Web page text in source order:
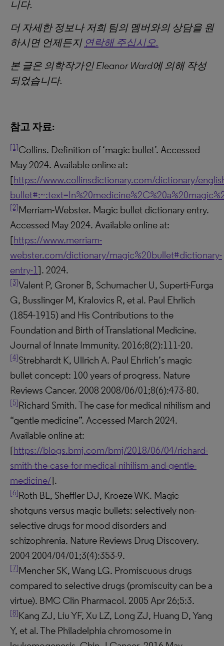
니다.
더 자세한 정보나 저희 팀의 멤버와의 상담을 원
하시면 언제든지 연락해 주십시오.
본 글은 의학작가인 Eleanor Ward에 의해 작성
되었습니다.
참고 자료:
[1]Collins. Definition of ‘magic bullet’. Accessed
May 2024. Available online at:
[https://www.collinsdictionary.com/dictionary/
[2]Merriam-Webster. Magic bullet dictionary entry.
Accessed May 2024. Available online at:
[https://www.merriam-
webster.com/dictionary/magic%20bullet#dictionary-
entry-1]. 2024.
[3]Valent P, Groner B, Schumacher U, Superti-Furga
G, Busslinger M, Kralovics R, et al. Paul Ehrlich
(1854-1915) and His Contributions to the
Foundation and Birth of Translational Medicine.
Journal of Innate Immunity. 2016;8(2):111-20.
[4]Strebhardt K, Ullrich A. Paul Ehrlich’s magic
bullet concept: 100 years of progress. Nature
Reviews Cancer. 2008 2008/06/01;8(6):473-80.
[5]Richard Smith. The case for medical nihilism and
“gentle medicine”. Accessed March 2024.
Available online at:
[https://blogs.bmj.com/bmj/2018/06/04/richard-
smith-the-case-for-medical-nihilism-and-gentle-
medicine/].
[6]Roth BL, Sheffler DJ, Kroeze WK. Magic
shotguns versus magic bullets: selectively non-
selective drugs for mood disorders and
schizophrenia. Nature Reviews Drug Discovery.
2004 2004/04/01;3(4):353-9.
[7]Mencher SK, Wang LG. Promiscuous drugs
compared to selective drugs (promiscuity can be a
virtue). BMC Clin Pharmacol. 2005 Apr 26;5:3.
[8]Kang ZJ, Liu YF, Xu LZ, Long ZJ, Huang D, Yang
Y, et al. The Philadelphia chromosome in